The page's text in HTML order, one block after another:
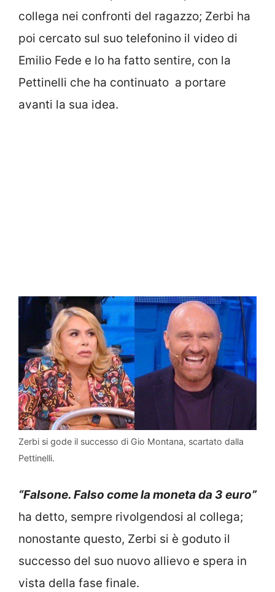
collega nei confronti del ragazzo; Zerbi ha
poi cercato sul suo telefonino il video di
Emilio Fede e lo ha fatto sentire, con la
Pettinelli che ha continuato a portare
avanti la sua idea.
Zerbi si gode il successo di Gio Montana, scartato dalla
Pettinelli.
“Falsone. Falso come la moneta da 3 euro”
ha detto, sempre rivolgendosi al collega;
nonostante questo, Zerbi si è goduto il
successo del suo nuovo allievo e spera in
vista della fase finale.